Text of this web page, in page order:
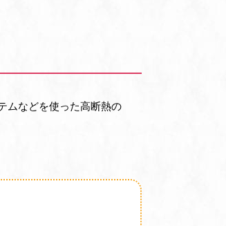
ムなどを使った高断熱の